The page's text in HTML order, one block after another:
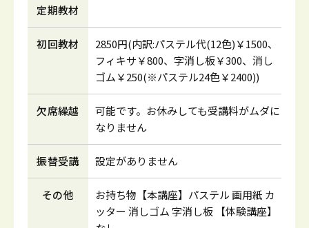
定期教材
初回教材
2850円(内訳:パステル代(12色)￥1500、
フィキサ￥800、字消し板￥300、消し
ゴム￥250(※パステル24色￥2400))
欠席繰越
可能です。お休みしても受講料がムダに
なりません
振替受講 設定がありません
その他
お持ち物【本講座】パステル 画用紙 カ
ッター 消しゴム 字消し板 【体験講座】